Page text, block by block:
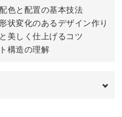
ば自然とできるようになる構
いね。
色と配置の基本技法
状変化のあるデザイン作り
美しく仕上げるコツ
構造の理解